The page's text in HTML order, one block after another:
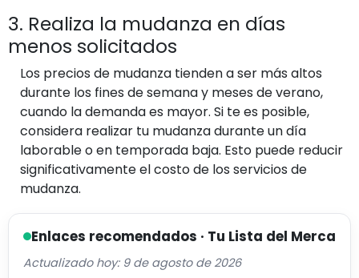
3. Realiza la mudanza en días
menos solicitados
Los precios de mudanza tienden a ser más altos
durante los fines de semana y meses de verano,
cuando la demanda es mayor. Si te es posible,
considera realizar tu mudanza durante un día
laborable o en temporada baja. Esto puede reducir
significativamente el costo de los servicios de
mudanza.
Enlaces recomendados · Tu Lista del Merca
Actualizado hoy: 9 de agosto de 2026